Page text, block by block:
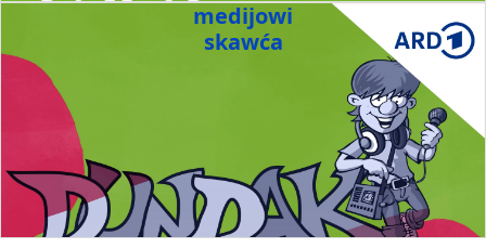
medijowi
skawća